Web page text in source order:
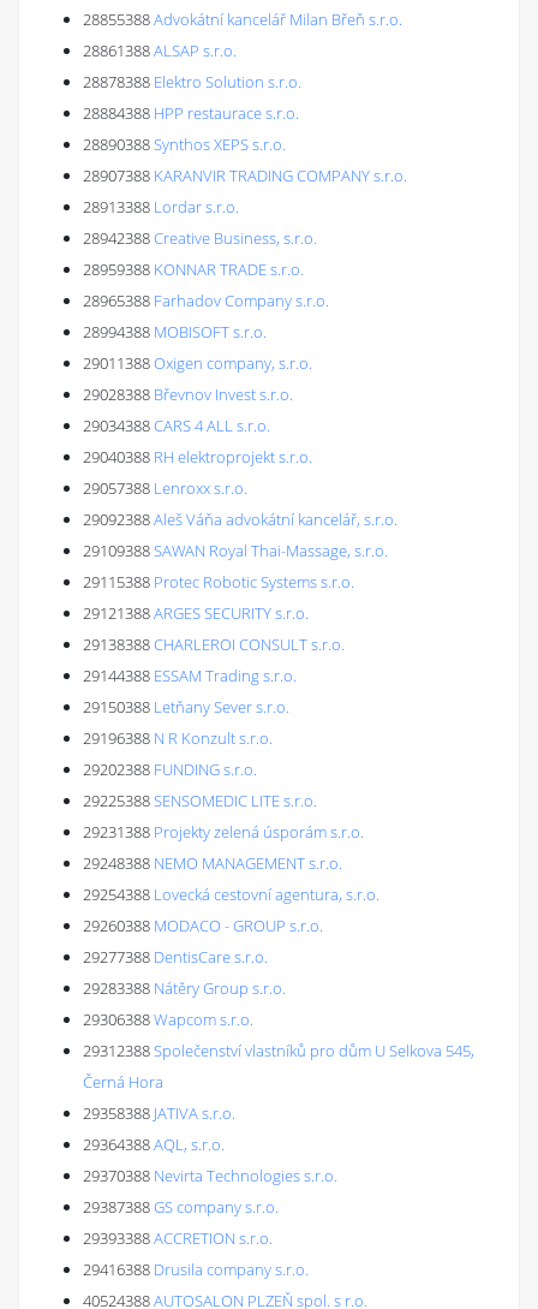
28855388Advokátní kancelář Milan Břeň s.r.o.
28861388ALSAP s.r.o.
28878388 Elektro Solution s.r.o.
28884388 HPP restaurace s.r.o.
28890388Synthos XEPS s.r.o.
28907388 KARANVIR TRADING COMPANY s.r.o.
28913388 Lordar s.r.o.
28942388Creative Business, s.r.o.
28959388 KONNAR TRADE s.r.o.
28965388 Farhadov Company s.r.o.
28994388 MOBISOFT s.r.o.
29011388Oxigen company, s.r.o.
29028388 Břevnov Invest s.r.o.
29034388CARS 4 ALL s.r.o.
29040388 RH elektroprojekt s.r.o.
29057388 Lenroxx s.r.o.
29092388Aleš Váňa advokátní kancelář, s.r.o.
29109388SAWAN Royal Thai-Massage, s.r.o.
29115388 Protec Robotic Systems s.r.o.
29121388ARGES SECURITY s.r.o.
29138388CHARLEROI CONSULT s.r.o.
29144388 ESSAM Trading s.r.o.
29150388 Letňany Sever s.r.o.
29196388 N R Konzult s.r.o.
29202388 FUNDING s.r.o.
29225388SENSOMEDIC LITE s.r.o.
29231388 Projekty zelená úsporám s.r.o.
29248388 NEMO MANAGEMENT s.r.o.
29254388 Lovecká cestovní agentura, s.r.o.
29260388 MODACO - GROUP s.r.o.
29277388 DentisCare s.r.o.
29283388 Nátěry Group s.r.o.
29306388Wapcom s.r.o.
29312388Společenství vlastníků pro dům U Selkova 545,
Černá Hora
29358388 JATIVA s.r.o.
29364388AQL, s.r.o.
29370388 Nevirta Technologies s.r.o.
29387388GS company s.r.o.
29393388ACCRETION s.r.o.
29416388 Drusila company s.r.o.
40524388AUTOSALON PLZEŇ spol. s r.o.